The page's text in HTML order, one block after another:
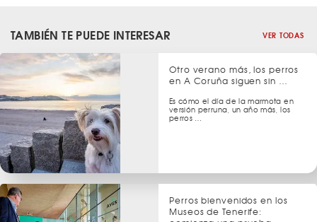
TAMBIÉN TE PUEDE INTERESAR VER TODAS
Otro verano más, los perros
en A Coruña siguen sin …
Es cómo el día de la marmota en
versión perruna, un año más, los
perros …
Perros bienvenidos en los
Museos de Tenerife: